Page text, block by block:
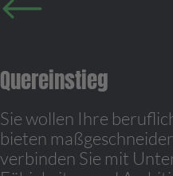
Quereinstieg
Sie wollen Ihre
bieten
verbinden Sie mit